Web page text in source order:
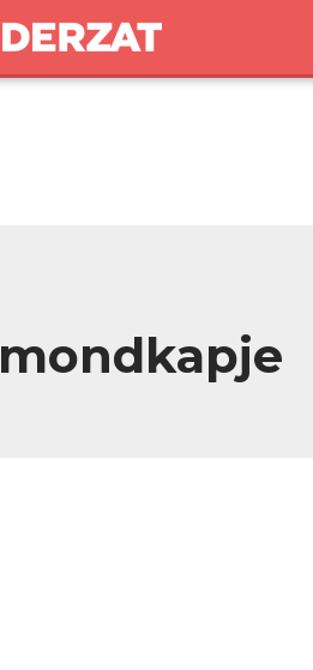
mondkapje